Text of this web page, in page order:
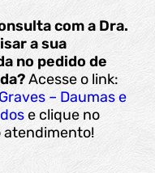
com a Dra.
a sua
no pedido de
Acesse o link:
– Daumas e
e clique no
atendimento!